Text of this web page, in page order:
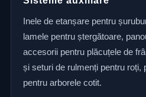
Inele de etanșare pentru
lamele pentru ștergătoare,
accesorii pentru plăcuțele de
și seturi de rulmenți pentru roți,
pentru arborele cotit.